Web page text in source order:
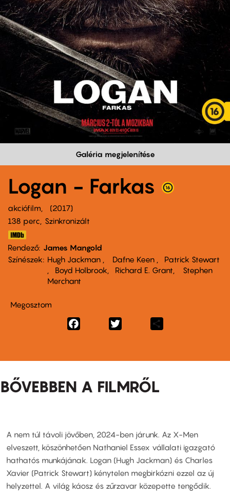
Galéria megjelenítése
Logan - Farkas
akciófilm
2017
138 perc,
Szinkronizált
Rendező James Mangold
Színészek
Hugh Jackman Dafne Keen
Patrick Stewart
Boyd Holbrook
Richard E. Grant
Stephen
Merchant
Megosztom
Facebook
BŐVEBBEN A FILMRŐL
A nem túl távoli jövőben, 2024-ben járunk. Az X-Men
elveszett, köszönhetően Nathaniel Essex vállalati igazgató
hathatós munkájának. Logan (Hugh Jackman) és Charles
Xavier (Patrick Stewart) kénytelen megbirkózni ezzel az új
helyzettel. A világ káosz és zűrzavar közepette tengődik.